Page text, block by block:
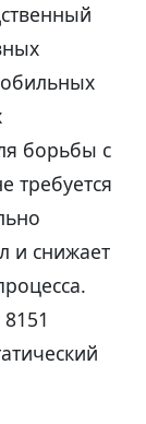
борьбы с
требуется
и снижает